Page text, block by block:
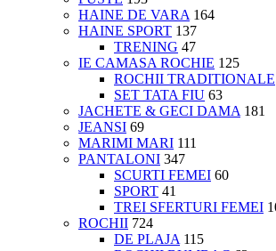
HAINE DE VARA 164
HAINE SPORT 137
TRENING 47
IE CAMASA ROCHIE 125
ROCHII TRADITIONALE
SET TATA FIU 63
JACHETE & GECI DAMA 181
JEANSI 69
MARIMI MARI 111
PANTALONI 347
SCURTI FEMEI 60
SPORT 41
TREI SFERTURI FEMEI
ROCHII 724
DE PLAJA 115